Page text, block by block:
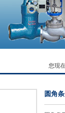
您现
圆角